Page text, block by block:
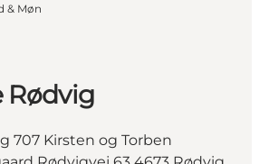
& Møn
Rødvig
707 Kirsten og Torben